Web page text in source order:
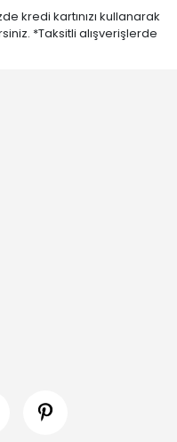
kredi kartınızı kullanarak
*Taksitli alışverişlerde